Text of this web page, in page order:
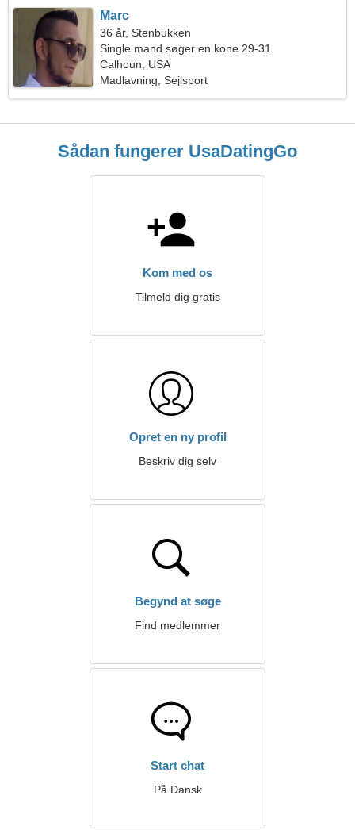
Marc
36 år, Stenbukken
Single mand søger en kone 29-31
Calhoun, USA
Madlavning, Sejlsport
Sådan fungerer UsaDatingGo
Kom med os
Tilmeld dig gratis
Opret en ny profil
Beskriv dig selv
Begynd at søge
Find medlemmer
Start chat
På Dansk